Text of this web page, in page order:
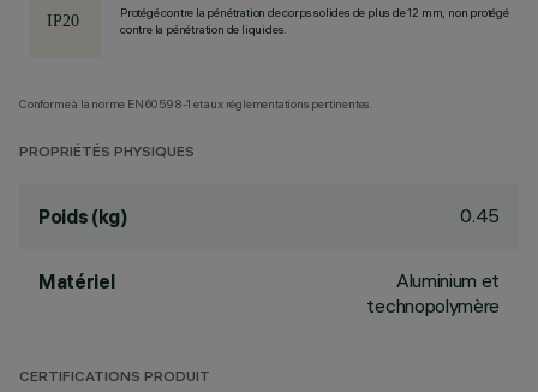
Protégé contre la pénétration de corps solides de plus de 12 mm, non protégé
contre la pénétration de liquides.
Conforme à la norme EN60598-1 et aux réglementations pertinentes.
PROPRIÉTÉS PHYSIQUES
Poids (kg) 0.45
Matériel
Aluminium et
technopolymère
CERTIFICATIONS PRODUIT